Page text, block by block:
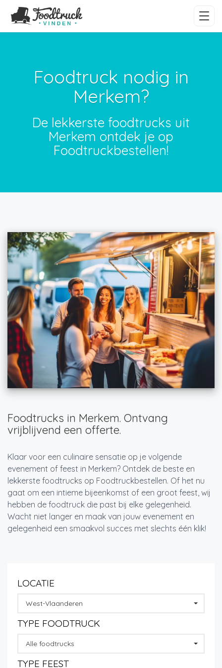
Foodtruck nodig in
Merkem?
De lekkerste foodtrucks uit
Merkem ontdek je op
Foodtruckbestellen!
Foodtrucks in Merkem. Ontvang
vrijblijvend een offerte.
Klaar voor een culinaire sensatie op je volgende
evenement of feest in Merkem? Ontdek de beste en
lekkerste foodtrucks op Foodtruckbestellen. Of het nu
gaat om een intieme bijeenkomst of een groot feest, wij
hebben de foodtruck die past bij elke gelegenheid.
Wacht niet langer en maak van jouw evenement en
gelegenheid een smaakvol succes met slechts één klik!
LOCATIE
West-Vlaanderen
TYPE FOODTRUCK
Alle foodtrucks
TYPE FEEST